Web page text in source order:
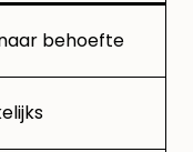
behoefte